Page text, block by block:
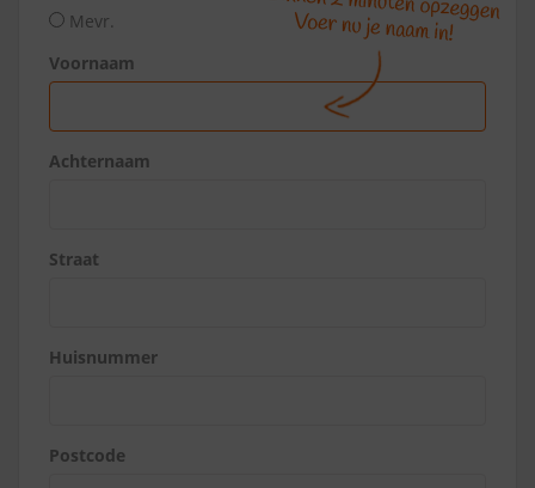
Mevr.
Voornaam
Achternaam
Straat
Huisnummer
Postcode